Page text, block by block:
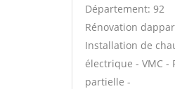
Département: 92
Rénovation
Installation de
électrique - VMC
partielle -